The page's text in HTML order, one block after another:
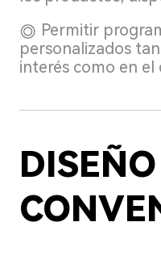
Permitir
personalizados
interés como en el
DISEÑO